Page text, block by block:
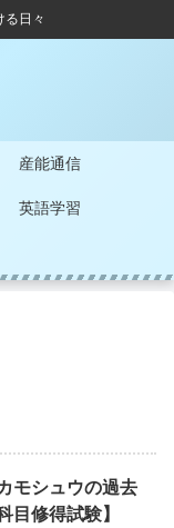
る日々
産能通信
英語学習
モシュウの過去
目修得試験】